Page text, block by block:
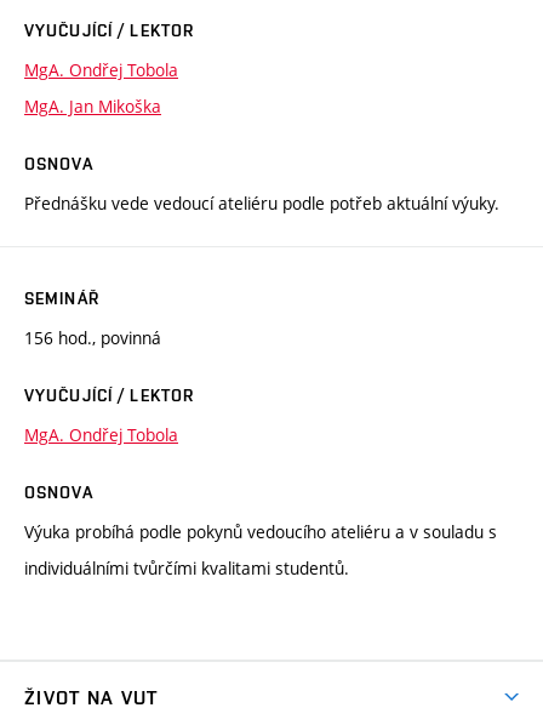
VYUČUJÍCÍ / LEKTOR
MgA. Ondřej Tobola
MgA. Jan Mikoška
OSNOVA
Přednášku vede vedoucí ateliéru podle potřeb aktuální výuky.
SEMINÁŘ
156 hod., povinná
VYUČUJÍCÍ / LEKTOR
MgA. Ondřej Tobola
OSNOVA
Výuka probíhá podle pokynů vedoucího ateliéru a v souladu s
individuálními tvůrčími kvalitami studentů.
ŽIVOT NA VUT